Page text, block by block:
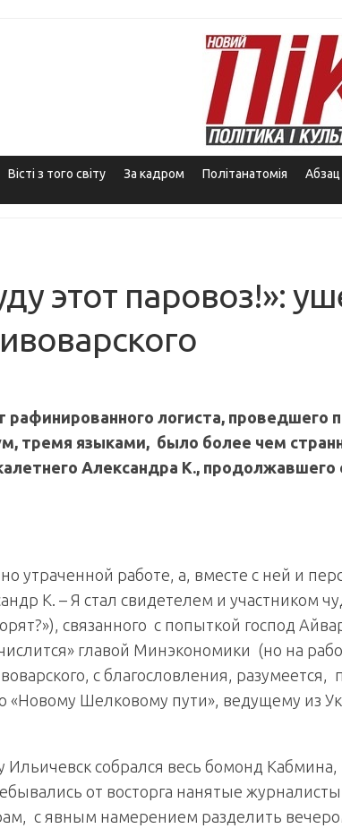
Вісті з того світу За кадром Політанатомія Абзац
этот паровоз!»:
логиста, проведшего
тремя языками, было более чем
Александра К., продолжавшего
утраченной работе, а, вместе с ней и
К. – Я стал свидетелем и участником
связанного с попыткой господ
главой Минэкономики (но на
с благословления, разумеется,
«Новому Шелковому пути», ведущему из
собрался весь бомонд Кабмина,
от восторга нанятые
с явным намерением разделить